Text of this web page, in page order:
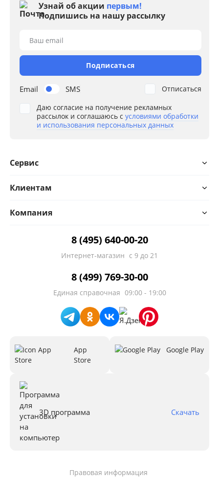
Узнай об акции первым!
Подпишись на нашу рассылку
Email SMS
Ваш email
Подписаться
Даю согласие на получение рекламных
рассылок и соглашаюсь с условиями обработки
и использования персональных данных
Отписаться
Сервис
Клиентам
Компания
8 (495) 640-00-20
Интернет-магазин с 9 до 21
8 (499) 769-30-00
Единая справочная 09:00 - 19:00
App
Store
Google Play
3D программа Скачать
Правовая информация